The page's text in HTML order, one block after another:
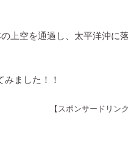
上空を通過し、太平洋沖に
ました！！
【スポンサードリンク